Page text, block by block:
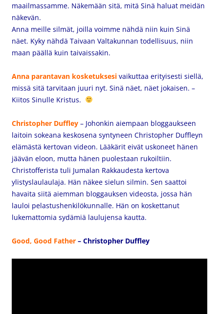
maailmassamme. Näkemään sitä, mitä Sinä haluat meidän
näkevän.
Anna meille silmät, joilla voimme nähdä niin kuin Sinä
näet. Kyky nähdä Taivaan Valtakunnan todellisuus, niin
maan päällä kuin taivaissakin.
Anna parantavan kosketuksesi vaikuttaa erityisesti siellä,
missä sitä tarvitaan juuri nyt. Sinä näet, näet jokaisen. –
Kiitos Sinulle Kristus.
Christopher Duffley – Johonkin aiempaan bloggaukseen
laitoin sokeana keskosena syntyneen Christopher Duffleyn
elämästä kertovan videon. Lääkärit eivät uskoneet hänen
jäävän eloon, mutta hänen puolestaan rukoiltiin.
Christofferista tuli Jumalan Rakkaudesta kertova
ylistyslaulaulaja. Hän näkee sielun silmin. Sen saattoi
havaita siitä aiemman bloggauksen videosta, jossa hän
lauloi pelastushenkilökunnalle. Hän on koskettanut
lukemattomia sydämiä laulujensa kautta.
Good, Good Father – Christopher Duffley